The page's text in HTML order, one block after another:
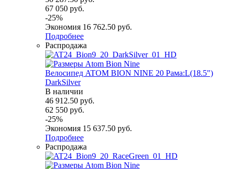
67 050 руб.
-25%
Экономия 16 762.50 руб.
Подробнее
Распродажа
Велосипед ATOM BION NINE 20 Рама:L(18.5")
DarkSilver
В наличии
46 912.50 руб.
62 550 руб.
-25%
Экономия 15 637.50 руб.
Подробнее
Распродажа